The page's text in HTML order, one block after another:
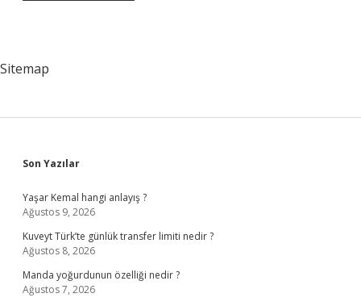
Sitemap
Sidebar
Son Yazılar
Yaşar Kemal hangi anlayış ?
Ağustos 9, 2026
Kuveyt Türk’te günlük transfer limiti nedir ?
Ağustos 8, 2026
Manda yoğurdunun özelliği nedir ?
Ağustos 7, 2026